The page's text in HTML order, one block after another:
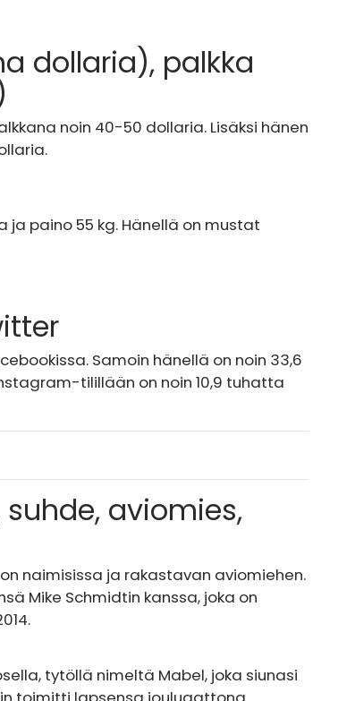
dollaria), palkka
noin 40-50 dollaria. Lisäksi hänen
ja paino 55 kg. Hänellä on mustat
Samoin hänellä on noin 33,6
tilillään on noin 10,9 tuhatta
aviomies,
naimisissa ja rakastavan aviomiehen.
Mike Schmidtin kanssa, joka on
tytöllä nimeltä Mabel, joka siunasi